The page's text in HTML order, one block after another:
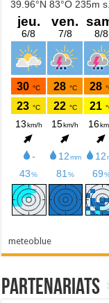
meteoblue
Partenariats